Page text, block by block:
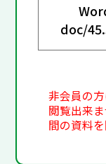
doc/
非会員の
閲覧出来
間の資料を